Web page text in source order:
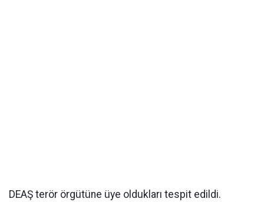
DEAŞ terör örgütüne üye oldukları tespit edildi.